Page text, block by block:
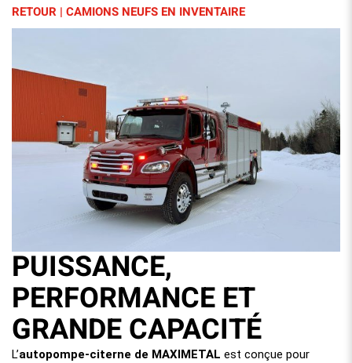
RETOUR | CAMIONS NEUFS EN INVENTAIRE
PUISSANCE,
PERFORMANCE ET
GRANDE CAPACITÉ
L’autopompe-citerne de MAXIMETAL est conçue pour